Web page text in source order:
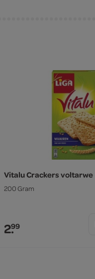
Vitalu Crackers voltarwe
200 Gram
2.99